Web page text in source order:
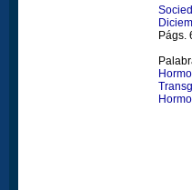
Págs.